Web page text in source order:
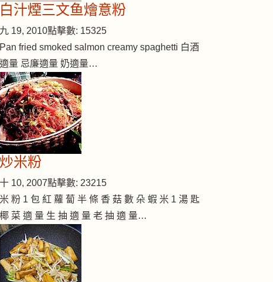
蔔 (Green Radish)
白汁煙三文鱼燴意粉
九 19, 2010點擊數: 15325
Pan fried smoked salmon creamy spaghetti 白酒
適量 忌廉適量 奶適量…
炒米粉
十 10, 2007點擊數: 23215
米 粉 1 包 紅 蘿 蔔 半 條 香 菇 數 朵 蝦 米 1 湯 匙
椰 菜 適 量 生 抽 適 量 老 抽 適 量…